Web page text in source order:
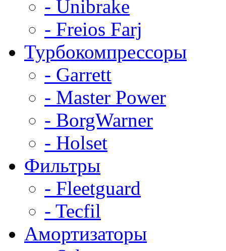
- Unibrake
- Freios Farj
Турбокомпрессоры
- Garrett
- Master Power
- BorgWarner
- Holset
Фильтры
- Fleetguard
- Tecfil
Амортизаторы